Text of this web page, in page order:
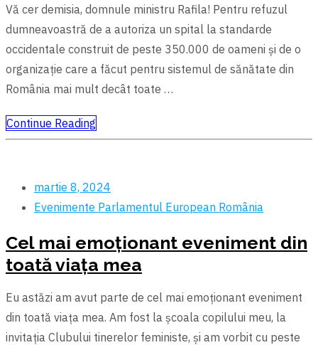
Vă cer demisia, domnule ministru Rafila! Pentru refuzul
dumneavoastră de a autoriza un spital la standarde
occidentale construit de peste 350.000 de oameni și de o
organizație care a făcut pentru sistemul de sănătate din
România mai mult decât toate …
Continue Reading
martie 8, 2024
Evenimente Parlamentul European România
Cel mai emoționant eveniment din
toată viața mea
Eu astăzi am avut parte de cel mai emoționant eveniment
din toată viața mea. Am fost la şcoala copilului meu, la
invitația Clubului tinerelor feministe, şi am vorbit cu peste